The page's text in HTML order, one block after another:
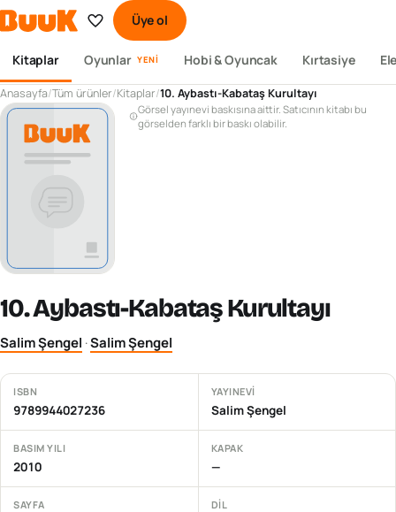
Üye ol
Kitaplar Oyunlar YENI Hobi & Oyuncak Kırtasiye
Anasayfa/Tüm ürünler/Kitaplar/10. Aybastı-Kabataş Kurultayı
Görsel yayınevi baskısına aittir. Satıcının kitabı bu
görselden farklı bir baskı olabilir.
10. Aybastı-Kabataş Kurultayı
Salim Şengel ·Salim Şengel
ISBN
9789944027236
YAYINEVI
Salim Şengel
BASIM YILI
2010
KAPAK
—
SAYFA DIL